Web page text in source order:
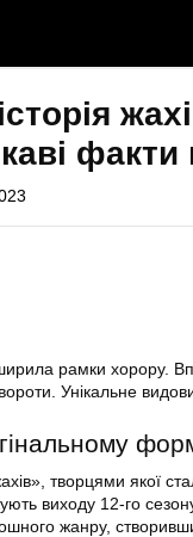
рамки хорору.
Унікальне
творцями якої
виходу 12-го
жанру,